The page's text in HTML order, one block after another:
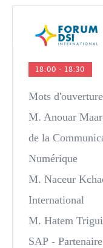
18:00 - 18:30
Mots d'ouverture
M. Anouar
de la
Numérique
M. Naceur
International
M. Hatem Trigui
SAP -